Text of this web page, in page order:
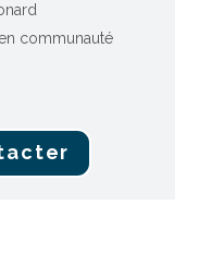
communauté